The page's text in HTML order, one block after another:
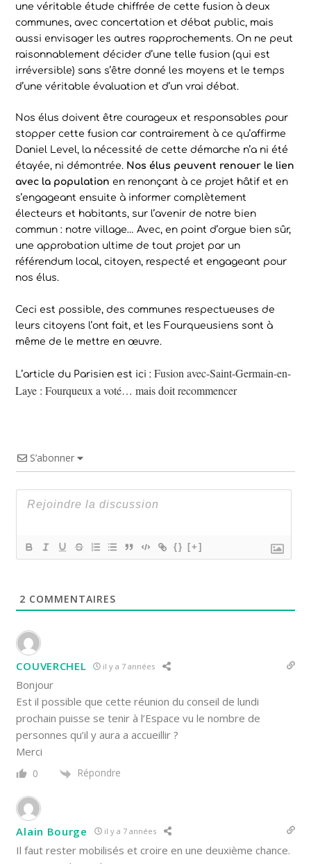
une véritable étude chiffrée de cette fusion à deux
communes, avec concertation et débat public, mais
aussi envisager les autres rapprochements. On ne peut
raisonnablement décider d’une telle fusion (qui est
irréversible) sans s’être donné les moyens et le temps
d’une véritable évaluation et d’un vrai débat.
Nos élus doivent être courageux et responsables pour
stopper cette fusion car contrairement à ce qu’affirme
Daniel Level, la nécessité de cette démarche n’a ni été
étayée, ni démontrée. Nos élus peuvent renouer le lien
avec la population en renonçant à ce projet hâtif et en
s’engageant ensuite à informer complètement
électeurs et habitants, sur l’avenir de notre bien
commun : notre village… Avec, en point d’orgue bien sûr,
une approbation ultime de tout projet par un
référendum local, citoyen, respecté et engageant pour
nos élus.
Ceci est possible, des communes respectueuses de
leurs citoyens l’ont fait, et les Fourqueusiens sont à
même de le mettre en œuvre.
L’article du Parisien est ici :Fusion avec-Saint-Germain-en-
Laye : Fourqueux a voté… mais doit recommencer
S’abonner
{} [+]
2 COMMENTAIRES
COUVERCHEL il y a 7 années
Bonjour
Est il possible que cette réunion du conseil de lundi
prochain puisse se tenir à l’Espace vu le nombre de
personnes qu’il y aura a accueillir ?
Merci
0 Répondre
Alain Bourge il y a 7 années
Il faut rester mobilisés et croire en une deuxième chance.